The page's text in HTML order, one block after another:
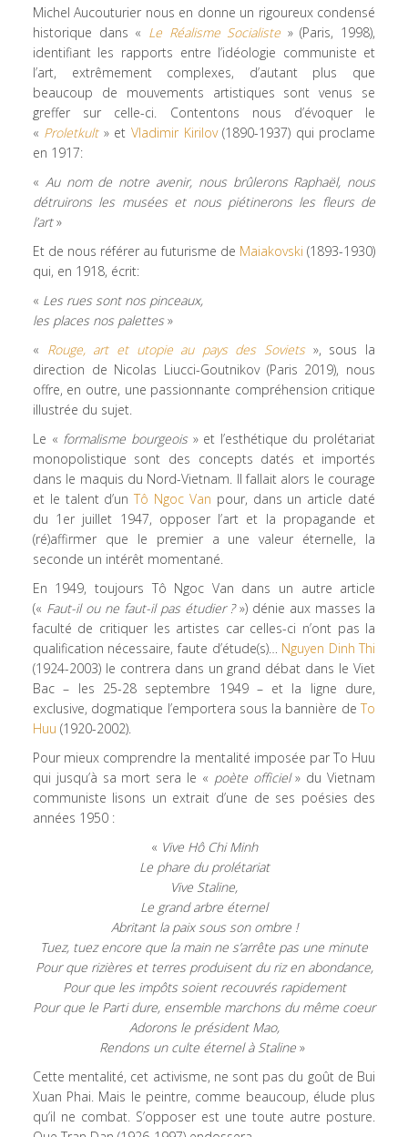
Michel Aucouturier nous en donne un rigoureux condensé
historique dans « Le Réalisme Socialiste » (Paris, 1998),
identifiant les rapports entre l’idéologie communiste et
l’art, extrêmement complexes, d’autant plus que
beaucoup de mouvements artistiques sont venus se
greffer sur celle-ci. Contentons nous d’évoquer le
« Proletkult» etVladimir Kirilov(1890-1937) qui proclame
en 1917:
« Au nom de notre avenir, nous brûlerons Raphaël, nous
détruirons les musées et nous piétinerons les fleurs de
l’art»
Et de nous référer au futurisme de Maiakovski (1893-1930)
qui, en 1918, écrit:
« Les rues sont nos pinceaux,
les places nos palettes»
« Rouge, art et utopie au pays des Soviets», sous la
direction de Nicolas Liucci-Goutnikov (Paris 2019), nous
offre, en outre, une passionnante compréhension critique
illustrée du sujet.
Le « formalisme bourgeois» et l’esthétique du prolétariat
monopolistique sont des concepts datés et importés
dans le maquis du Nord-Vietnam. Il fallait alors le courage
et le talent d’unTô Ngoc Van pour, dans un article daté
du 1er juillet 1947, opposer l’art et la propagande et
(ré)affirmer que le premier a une valeur éternelle, la
seconde un intérêt momentané.
En 1949, toujours Tô Ngoc Van dans un autre article
(« Faut-il ou ne faut-il pas étudier ?») dénie aux masses la
faculté de critiquer les artistes car celles-ci n’ont pas la
qualification nécessaire, faute d’étude(s)… Nguyen Dinh Thi
(1924-2003) le contrera dans un grand débat dans le Viet
Bac – les 25-28 septembre 1949 – et la ligne dure,
exclusive, dogmatique l’emportera sous la bannière deTo
Huu (1920-2002).
Pour mieux comprendre la mentalité imposée par To Huu
qui jusqu’à sa mort sera le « poète officiel» du Vietnam
communiste lisons un extrait d’une de ses poésies des
années 1950 :
« Vive Hô Chi Minh
Le phare du prolétariat
Vive Staline,
Le grand arbre éternel
Abritant la paix sous son ombre !
Tuez, tuez encore que la main ne s’arrête pas une minute
Pour que rizières et terres produisent du riz en abondance,
Pour que les impôts soient recouvrés rapidement
Pour que le Parti dure, ensemble marchons du même coeur
Adorons le président Mao,
Rendons un culte éternel à Staline »
Cette mentalité, cet activisme, ne sont pas du goût de Bui
Xuan Phai. Mais le peintre, comme beaucoup, élude plus
qu’il ne combat. S’opposer est une toute autre posture.